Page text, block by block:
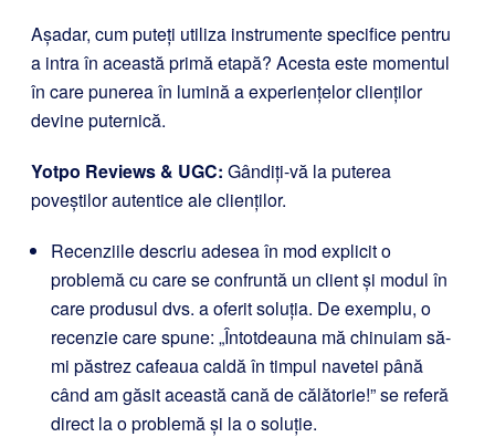
Așadar, cum puteți utiliza instrumente specifice pentru
a intra în această primă etapă? Acesta este momentul
în care punerea în lumină a experiențelor clienților
devine puternică.
Yotpo Reviews & UGC: Gândiți-vă la puterea
poveștilor autentice ale clienților.
Recenziile descriu adesea în mod explicit o
problemă cu care se confruntă un client și modul în
care produsul dvs. a oferit soluția. De exemplu, o
recenzie care spune: „Întotdeauna mă chinuiam să-
mi păstrez cafeaua caldă în timpul navetei până
când am găsit această cană de călătorie!” se referă
direct la o problemă și la o soluție.